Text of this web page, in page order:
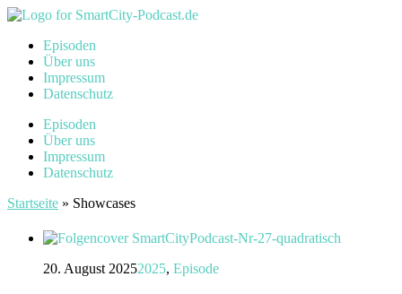
Episoden
Über uns
Impressum
Datenschutz
Episoden
Über uns
Impressum
Datenschutz
Startseite » Showcases
20. August 20252025, Episode